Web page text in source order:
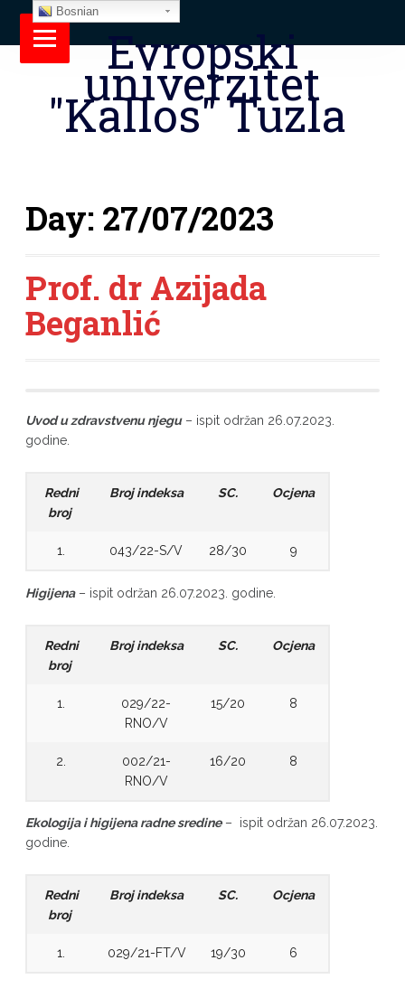
Evropski
univerzitet
"Kallos" Tuzla
Day: 27/07/2023
Prof. dr Azijada
Beganlić
Uvod u zdravstvenu njegu– ispit održan 26.07.2023.
godine.
Redni
broj
Broj indeksa SC. Ocjena
1. 043/22-S/V 28/30 9
Higijena– ispit održan 26.07.2023. godine.
Redni
broj
Broj indeksa SC. Ocjena
1.
029/22-
RNO/V
15/20 8
2.
002/21-
RNO/V
16/20 8
Ekologija i higijena radne sredine– ispit održan 26.07.2023.
godine.
Redni
broj
Broj indeksa SC. Ocjena
1. 029/21-FT/V 19/30 6
Bosnian